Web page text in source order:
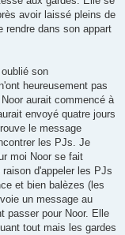
avoir laissé pleins de
rendre dans son appart
son
heureusement pas
aurait commencé à
envoyé quatre jours
le message
les PJs. Je
moi Noor se fait
d'appeler les PJs
et bien balèzes (les
un message au
passer pour Noor. Elle
tout mais les gardes